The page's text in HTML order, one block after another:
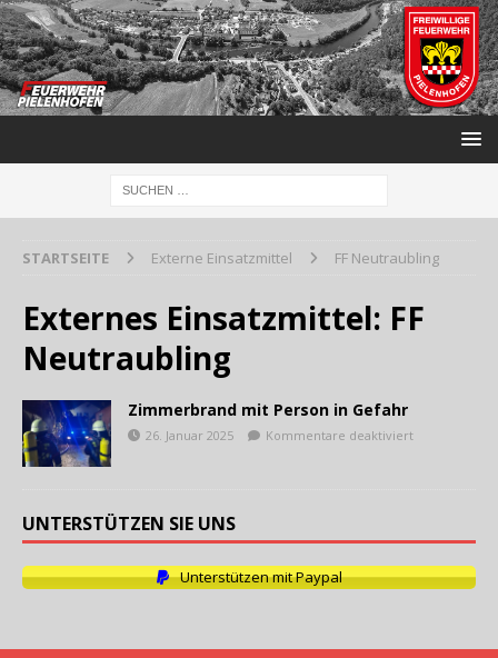
STARTSEITE Externe Einsatzmittel FF Neutraubling
Externes Einsatzmittel: FF
Neutraubling
Zimmerbrand mit Person in Gefahr
26. Januar 2025 Kommentare deaktiviert
UNTERSTÜTZEN SIE UNS
Unterstützen mit Paypal